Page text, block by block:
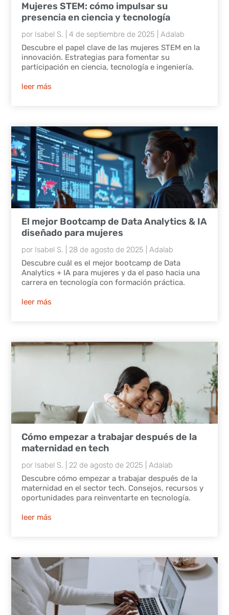
Mujeres STEM: cómo impulsar su
presencia en ciencia y tecnología
por Isabel S. |4 de septiembre de 2025 |Adalab
Descubre el papel clave de las mujeres STEM en la
innovación. Estrategias para fomentar su
participación en ciencia, tecnología e ingeniería.
leer más
El mejor Bootcamp de Data Analytics & IA
diseñado para mujeres
por Isabel S. 28 de agosto de 2025 |Adalab
Descubre cuál es el mejor bootcamp de Data
Analytics + IA para mujeres y da el paso hacia una
carrera en tecnología con formación práctica.
leer más
Cómo empezar a trabajar después de la
maternidad en tech
por Isabel S. 22 de agosto de 2025 |Adalab
Descubre cómo empezar a trabajar después de la
maternidad en el sector tech. Consejos, recursos y
oportunidades para reinventarte en tecnología.
leer más